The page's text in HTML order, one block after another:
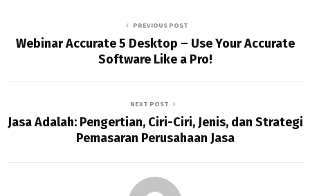
PREVIOUS POST
Webinar Accurate 5 Desktop – Use Your Accurate
Software Like a Pro!
NEXT POST
Jasa Adalah: Pengertian, Ciri-Ciri, Jenis, dan Strategi
Pemasaran Perusahaan Jasa